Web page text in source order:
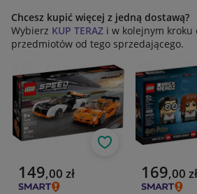
Chcesz kupić więcej z jedną dostawą?
Wybierz KUP TERAZ i w kolejnym kroku
przedmiotów od tego sprzedającego.
Aktualna cena
149,00 zł
Obserwuj
Aktualna
169,00 zł